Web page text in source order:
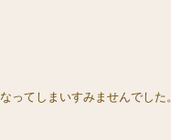
ってしまいすみませんでした